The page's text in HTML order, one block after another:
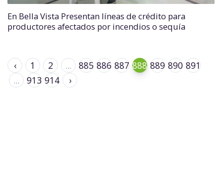
En Bella Vista Presentan líneas de crédito para
productores afectados por incendios o sequía
‹ 1 2 ... 885 886 887 888 889 890 891
...
913 914 ›